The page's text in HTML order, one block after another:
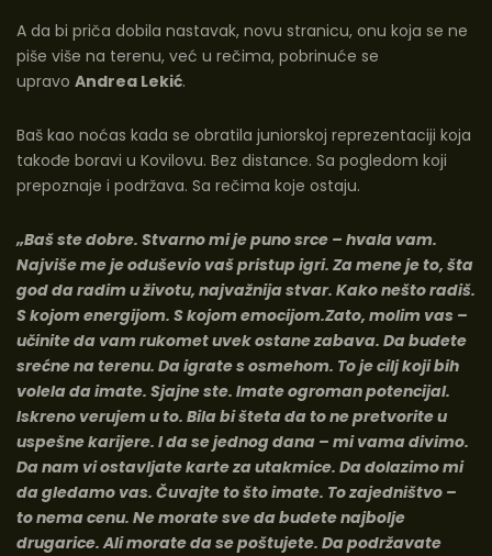
A da bi priča dobila nastavak, novu stranicu, onu koja se ne
piše više na terenu, već u rečima, pobrinuće se
upravo Andrea Lekić.
Baš kao noćas kada se obratila juniorskoj reprezentaciji koja
takođe boravi u Kovilovu. Bez distance. Sa pogledom koji
prepoznaje i podržava. Sa rečima koje ostaju.
„Baš ste dobre. Stvarno mi je puno srce – hvala vam.
Najviše me je oduševio vaš pristup igri. Za mene je to, šta
god da radim u životu, najvažnija stvar. Kako nešto radiš.
S kojom energijom. S kojom emocijom.Zato, molim vas –
učinite da vam rukomet uvek ostane zabava. Da budete
srećne na terenu. Da igrate s osmehom. To je cilj koji bih
volela da imate. Sjajne ste. Imate ogroman potencijal.
Iskreno verujem u to. Bila bi šteta da to ne pretvorite u
uspešne karijere. I da se jednog dana – mi vama divimo.
Da nam vi ostavljate karte za utakmice. Da dolazimo mi
da gledamo vas. Čuvajte to što imate. To zajedništvo –
to nema cenu. Ne morate sve da budete najbolje
drugarice. Ali morate da se poštujete. Da podržavate